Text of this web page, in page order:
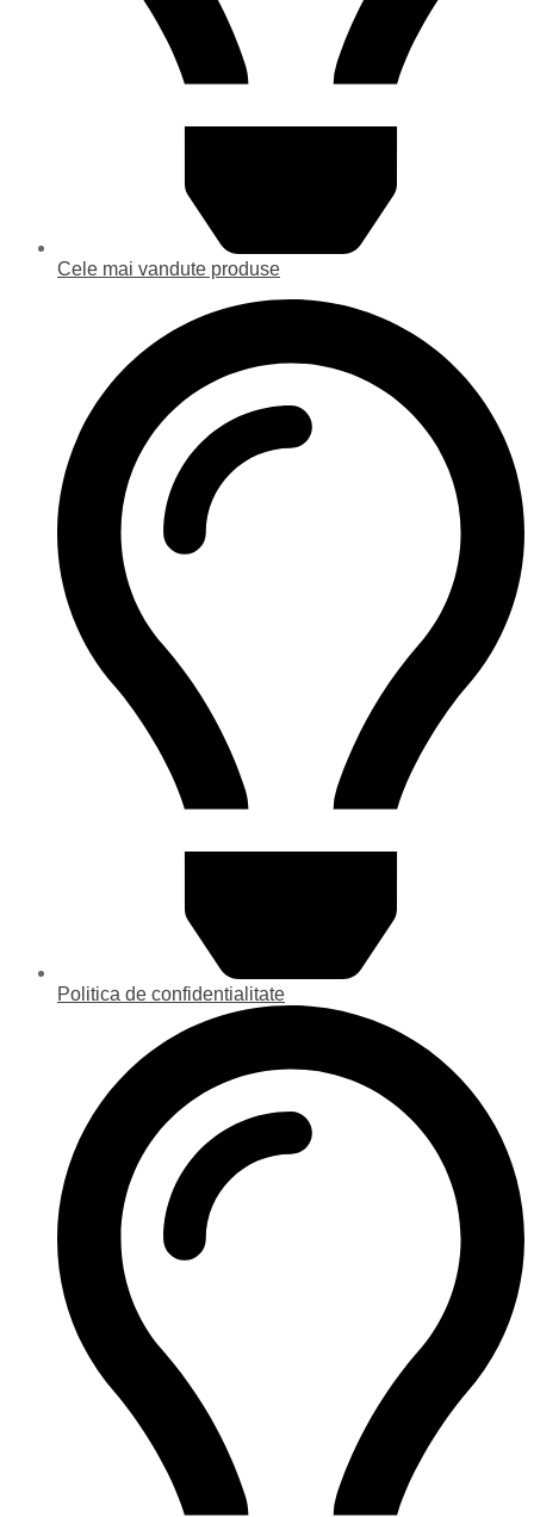
Cele mai vandute produse
Politica de confidentialitate